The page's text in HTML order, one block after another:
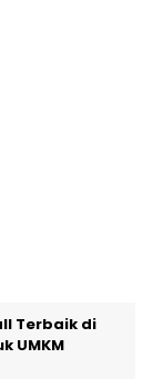
Terbaik di
UMKM